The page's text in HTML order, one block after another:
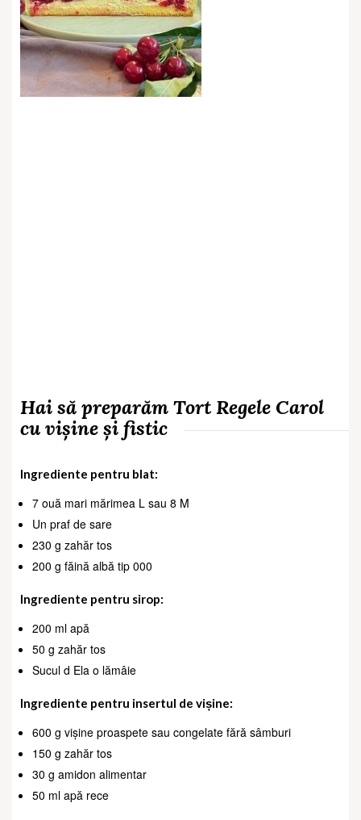
Hai să preparăm Tort Regele Carol
cu vișine și fistic
Ingrediente pentru blat:
7 ouă mari mărimea L sau 8 M
Un praf de sare
230 g zahăr tos
200 g făină albă tip 000
Ingrediente pentru sirop:
200 ml apă
50 g zahăr tos
Sucul d Ela o lămâie
Ingrediente pentru insertul de vișine:
600 g vișine proaspete sau congelate fără sâmburi
150 g zahăr tos
30 g amidon alimentar
50 ml apă rece